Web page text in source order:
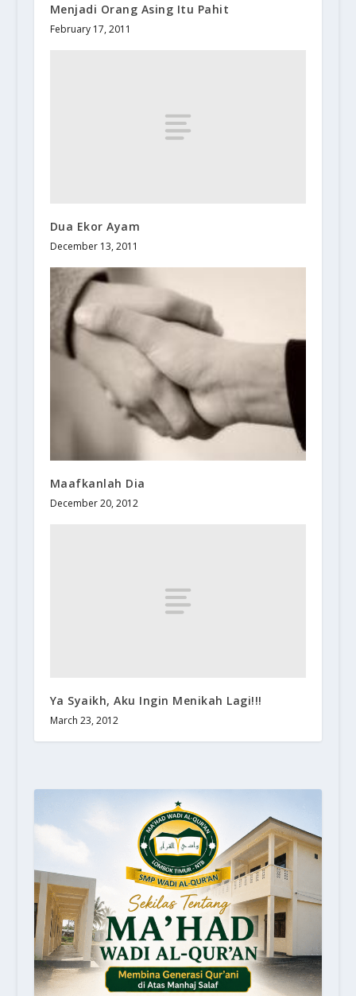
Menjadi Orang Asing Itu Pahit
February 17, 2011
Dua Ekor Ayam
December 13, 2011
Maafkanlah Dia
December 20, 2012
Ya Syaikh, Aku Ingin Menikah Lagi!!!
March 23, 2012